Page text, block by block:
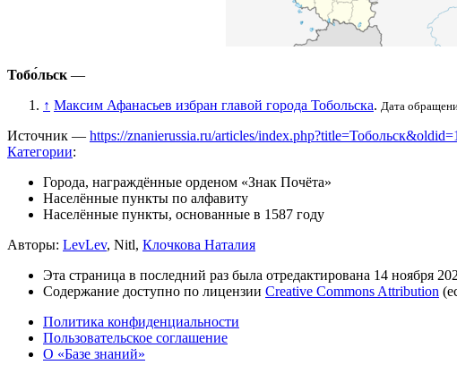
Тобо́льск —
↑ Максим Афанасьев избран главой города Тобольска. Дата
Источник — https://znanierussia.ru/articles/
Категории:
Города, награждённые орденом «Знак Почёта»
Населённые пункты по алфавиту
Населённые пункты, основанные в 1587 году
Авторы: LevLev, Nitl, Клочкова Наталия
Эта страница в последний раз была отредактирована 14 ноября
Содержание доступно по лицензии Creative Commons Attribution
Политика конфиденциальности
Пользовательское соглашение
О «Базе знаний»